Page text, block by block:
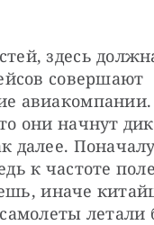
здесь
совершают
они начнут
далее.
к частоте
иначе
летали